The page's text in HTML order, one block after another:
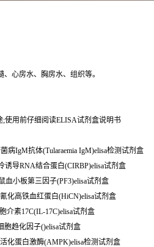
心房水、胸房水、组织等。
使用前仔细阅读ELISA试剂盒说明书
病IgM抗体(Tularaemia IgM)elisa检测试剂盒
诱导RNA结合蛋白(CIRBP)elisa试剂盒
血小板第三因子(PF3)elisa试剂盒
化高铁血红蛋白(HiCN)elisa试剂盒
介素17C(IL-17C)elisa试剂盒
胞趋化因子()elisa试剂盒
活化蛋白激酶(AMPK)elisa检测试剂盒